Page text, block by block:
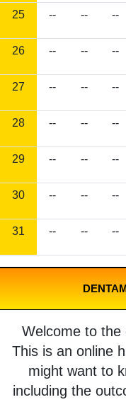
25 -- -- --
26 -- -- --
27 -- -- --
28 -- -- --
29 -- -- --
30 -- -- --
31 -- -- --
Welcome to the
This is an online
might want to
including the